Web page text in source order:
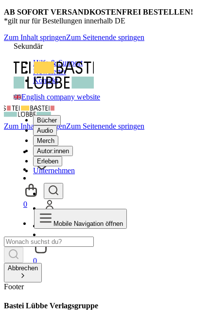
AB SOFORT VERSANDKOSTENFREI BESTELLEN!
*gilt nur für Bestellungen innerhalb DE
Zum Inhalt springenZum Seitenende springen
Sekundär
Hilfe & Support
Newsletter
Kontakt
English company website
Bücher
Audio
Merch
Autor:innen
Erleben
Unternehmen
0
Zum Inhalt springenZum Seitenende springen
0
Mobile Navigation öffnen
Abbrechen
Footer
Bastei Lübbe Verlagsgruppe